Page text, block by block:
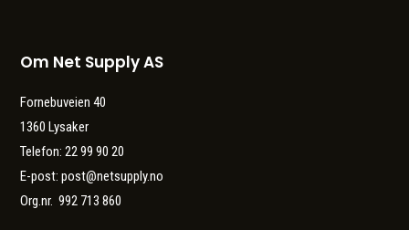
Om Net Supply AS
Fornebuveien 40
1360 Lysaker
Telefon: 22 99 90 20
E-post: post@netsupply.no
Org.nr. 992 713 860